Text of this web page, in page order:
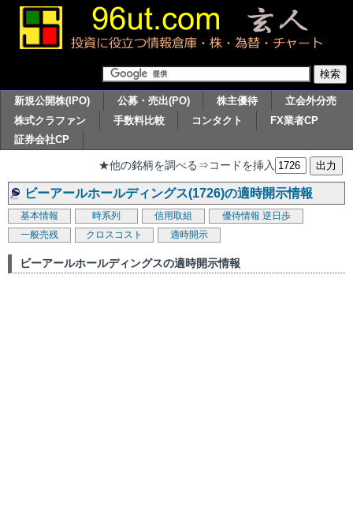
新規公開株(IPO) 公募・売出(PO) 株主優待
立会外分売
株式クラファン
手数料比較 コンタクト
FX業者CP
証券会社CP
★他の銘柄を調べる⇒コードを挿入
ビーアールホールディングス(1726)の適時開示情報
基本情報 時系列 信用取組 優待情報 逆日歩
一般売残
クロスコスト 適時開示
ビーアールホールディングスの適時開示情報